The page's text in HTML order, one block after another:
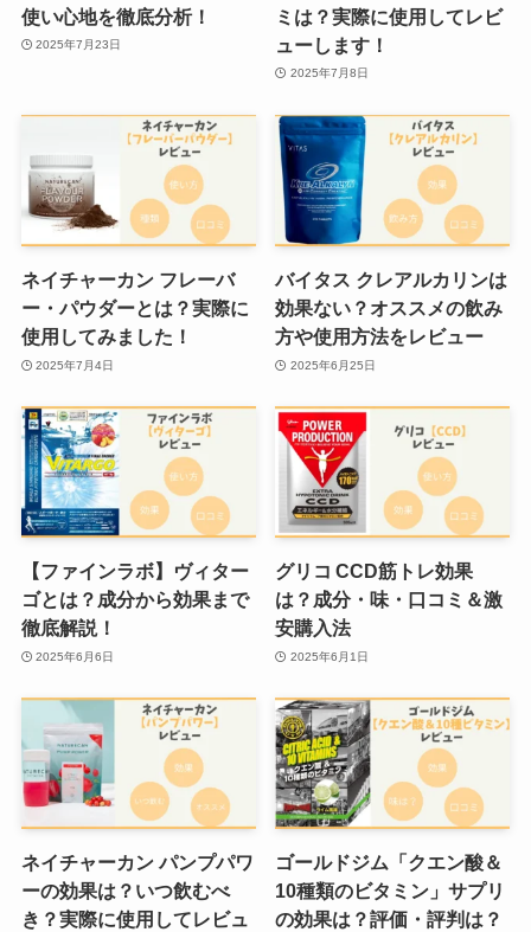
使い心地を徹底分析！
2025年7月23日
ミは？実際に使用してレビ
ューします！
2025年7月8日
ネイチャーカン フレーバ
ー・パウダーとは？実際に
使用してみました！
2025年7月4日
バイタス クレアルカリンは
効果ない？オススメの飲み
方や使用方法をレビュー
2025年6月25日
【ファインラボ】ヴィター
ゴとは？成分から効果まで
徹底解説！
2025年6月6日
グリコ CCD筋トレ効果
は？成分・味・口コミ＆激
安購入法
2025年6月1日
ネイチャーカン パンプパワ
ーの効果は？いつ飲むべ
き？実際に使用してレビュ
ゴールドジム「クエン酸＆
10種類のビタミン」サプリ
の効果は？評価・評判は？